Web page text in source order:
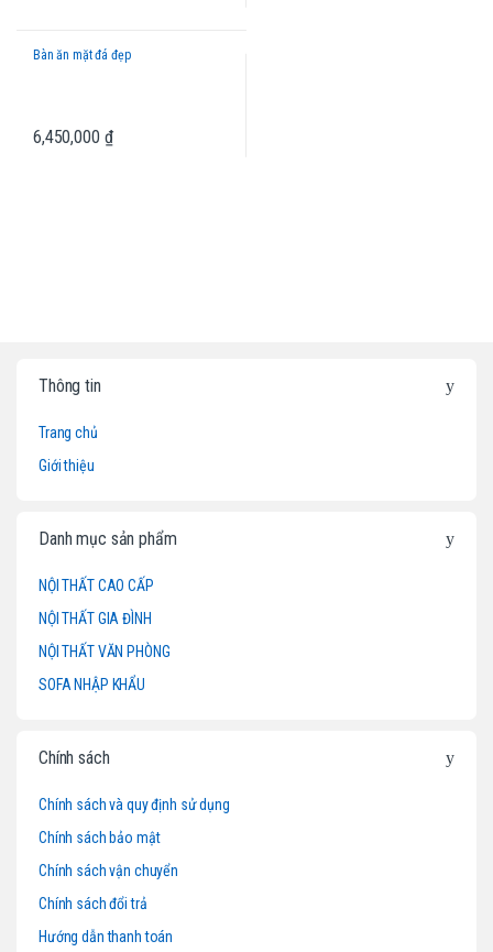
Bàn ăn mặt đá đẹp
6,450,000 ₫
Thông tin
Trang chủ
Giới thiệu
Danh mục sản phẩm
NỘI THẤT CAO CẤP
NỘI THẤT GIA ĐÌNH
NỘI THẤT VĂN PHÒNG
SOFA NHẬP KHẨU
Chính sách
Chính sách và quy định sử dụng
Chính sách bảo mật
Chính sách vận chuyển
Chính sách đổi trả
Hướng dẫn thanh toán